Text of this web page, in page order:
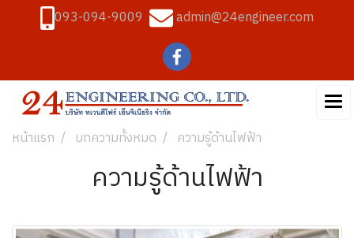
093-094-9009 admin@24engineer.com
หน้าแรก บทความทั้งหมด ความรู้ด้านไฟฟ้า
ความรู้ด้านไฟฟ้า